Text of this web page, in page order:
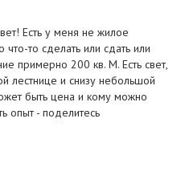
Есть у меня не жилое
то сделать или сдать или
примерно 200 кв. М. Есть свет,
лестнице и снизу небольшой
быть цена и кому можно
опыт - поделитесь